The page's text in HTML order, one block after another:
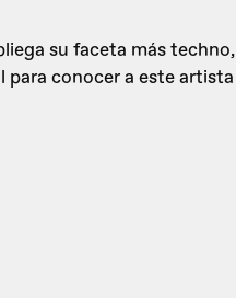
su faceta más techno,
conocer a este artista